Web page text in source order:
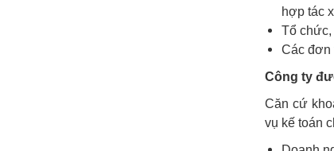
hợp tác
Tổ
Các đơn
Công ty
Căn cứ
vụ kế toán